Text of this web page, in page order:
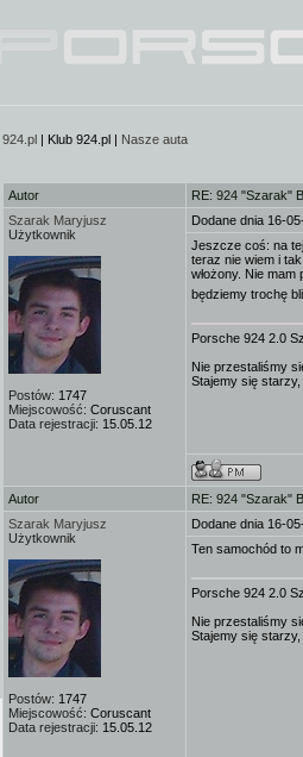
924.pl | Klub 924.pl | Nasze auta
Autor
RE: 924 "Szarak"
Szarak Maryjusz
Użytkownik
Postów: 1747
Miejscowość: Coruscant
Data rejestracji: 15.05.12
Dodane dnia 16-
Jeszcze coś: na
teraz nie wiem i
włożony. Nie
będziemy trochę
Porsche 924 2.0
Nie przestaliśmy
Stajemy się
Autor
RE: 924 "Szarak"
Szarak Maryjusz
Użytkownik
Postów: 1747
Miejscowość: Coruscant
Data rejestracji: 15.05.12
Dodane dnia 16-
Ten samochód to
Porsche 924 2.0
Nie przestaliśmy
Stajemy się